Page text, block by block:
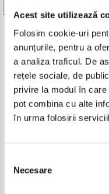
Acest site utilizează
Folosim cookie-uri
anunțurile, pentru a
a analiza traficul. De
rețele sociale, de
privire la modul în
pot combina cu alte
în urma folosirii
consimțământului
Necesare
Mihai Eminescu - Poezii
Produse din aceeasi
-35%